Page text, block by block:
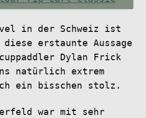
in der Schweiz ist
diese erstaunte Aussage
Dylan Frick
natürlich extrem
ein bisschen stolz.
war mit sehr